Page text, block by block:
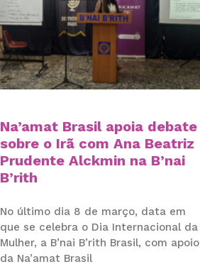
Na’amat Brasil apoia debate
sobre o Irã com Ana Beatriz
Prudente Alckmin na B’nai
B’rith
No último dia 8 de março, data em
que se celebra o Dia Internacional da
Mulher, a B’nai B’rith Brasil, com apoio
da Na’amat Brasil